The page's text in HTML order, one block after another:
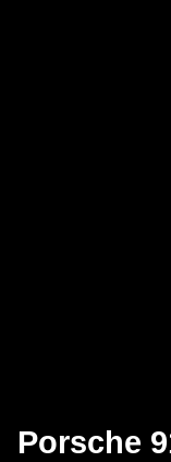
Porsche